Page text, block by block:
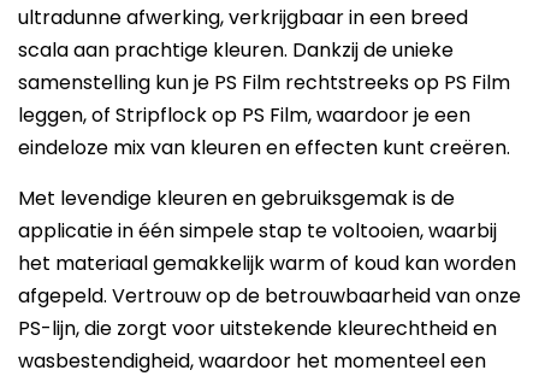
ultradunne afwerking, verkrijgbaar in een breed
scala aan prachtige kleuren. Dankzij de unieke
samenstelling kun je PS Film rechtstreeks op PS Film
leggen, of Stripflock op PS Film, waardoor je een
eindeloze mix van kleuren en effecten kunt creëren.
Met levendige kleuren en gebruiksgemak is de
applicatie in één simpele stap te voltooien, waarbij
het materiaal gemakkelijk warm of koud kan worden
afgepeld. Vertrouw op de betrouwbaarheid van onze
PS-lijn, die zorgt voor uitstekende kleurechtheid en
wasbestendigheid, waardoor het momenteel een